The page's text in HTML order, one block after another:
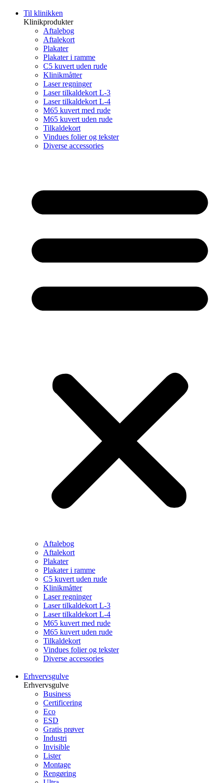
Til klinikken
Klinikprodukter
Aftalebog
Aftalekort
Plakater
Plakater i ramme
C5 kuvert uden rude
Klinikmåtter
Laser regninger
Laser tilkaldekort L-3
Laser tilkaldekort L-4
M65 kuvert med rude
M65 kuvert uden rude
Tilkaldekort
Vindues folier og tekster
Diverse accessories
Aftalebog
Aftalekort
Plakater
Plakater i ramme
C5 kuvert uden rude
Klinikmåtter
Laser regninger
Laser tilkaldekort L-3
Laser tilkaldekort L-4
M65 kuvert med rude
M65 kuvert uden rude
Tilkaldekort
Vindues folier og tekster
Diverse accessories
Erhvervsgulve
Erhvervsgulve
Business
Certificering
Eco
ESD
Gratis prøver
Industri
Invisible
Lister
Montage
Rengøring